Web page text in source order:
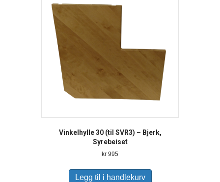
Vinkelhylle 30 (til SVR3) – Bjerk,
Syrebeiset
kr 995
Legg til i handlekurv